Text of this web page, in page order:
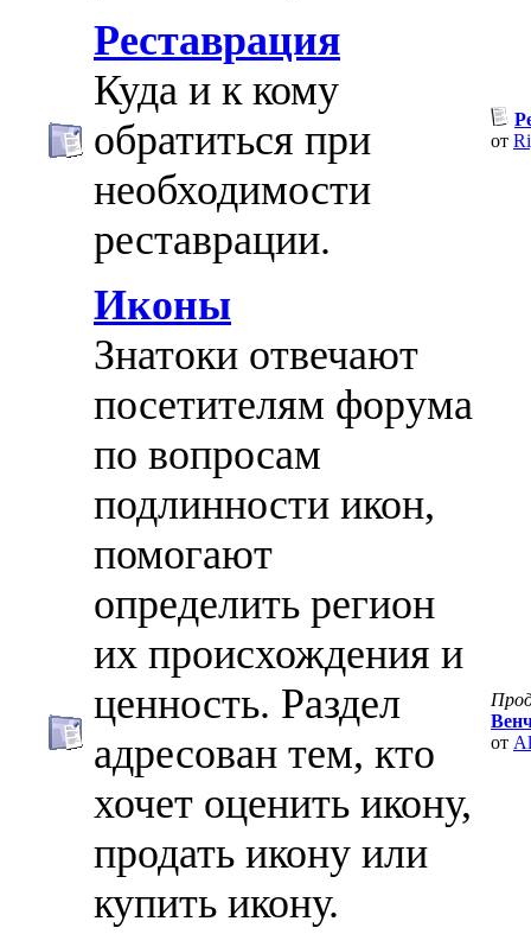
Реставрация
Куда и к кому
обратиться при
необходимости
реставрации.
от
Иконы
Знатоки отвечают
посетителям форума
по вопросам
подлинности икон,
помогают
определить регион
их происхождения и
ценность. Раздел
адресован тем, кто
хочет оценить икону,
продать икону или
купить икону.
от